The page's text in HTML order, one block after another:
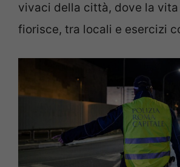
vivaci della città, dove la
fiorisce, tra locali e esercizi